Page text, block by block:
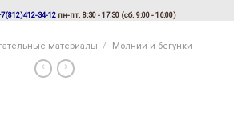
34-12 пн-пт. 8:30 - 17:30 (сб. 9:00 - 16:00)
материалы / Молнии и бегунки